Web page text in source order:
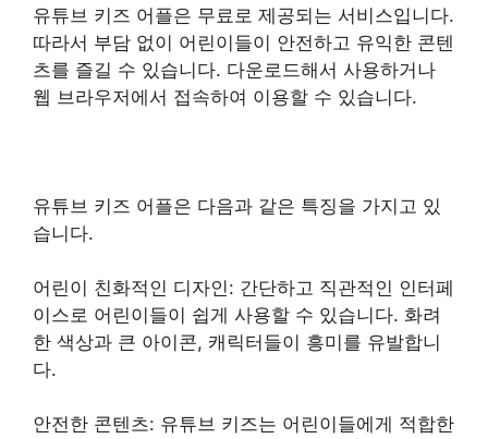
유튜브 키즈 어플은 무료로 제공되는 서비스입니다.
따라서 부담 없이 어린이들이 안전하고 유익한 콘텐
츠를 즐길 수 있습니다. 다운로드해서 사용하거나
웹 브라우저에서 접속하여 이용할 수 있습니다.
유튜브 키즈 어플은 다음과 같은 특징을 가지고 있
습니다.
어린이 친화적인 디자인: 간단하고 직관적인 인터페
이스로 어린이들이 쉽게 사용할 수 있습니다. 화려
한 색상과 큰 아이콘, 캐릭터들이 흥미를 유발합니
다.
안전한 콘텐츠: 유튜브 키즈는 어린이들에게 적합한